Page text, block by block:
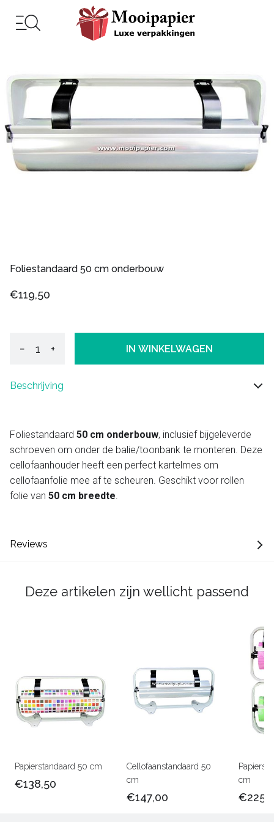
Foliestandaard 50 cm onderbouw
€119,50
− + IN WINKELWAGEN
Beschrijving
Foliestandaard 50 cm onderbouw, inclusief bijgeleverde
schroeven om onder de balie/toonbank te monteren. Deze
cellofaanhouder heeft een perfect kartelmes om
cellofaanfolie mee af te scheuren. Geschikt voor rollen
folie van 50 cm breedte.
Reviews
Deze artikelen zijn wellicht passend
Papierstandaard 50 cm
€138,50
Cellofaanstandaard 50
cm
€147,00
cm